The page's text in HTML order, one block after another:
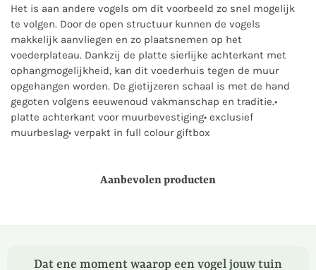
Het is aan andere vogels om dit voorbeeld zo snel mogelijk
te volgen. Door de open structuur kunnen de vogels
makkelijk aanvliegen en zo plaatsnemen op het
voederplateau. Dankzij de platte sierlijke achterkant met
ophangmogelijkheid, kan dit voederhuis tegen de muur
opgehangen worden. De gietijzeren schaal is met de hand
gegoten volgens eeuwenoud vakmanschap en traditie.•
platte achterkant voor muurbevestiging• exclusief
muurbeslag• verpakt in full colour giftbox
Aanbevolen producten
Dat ene moment waarop een vogel jouw tuin